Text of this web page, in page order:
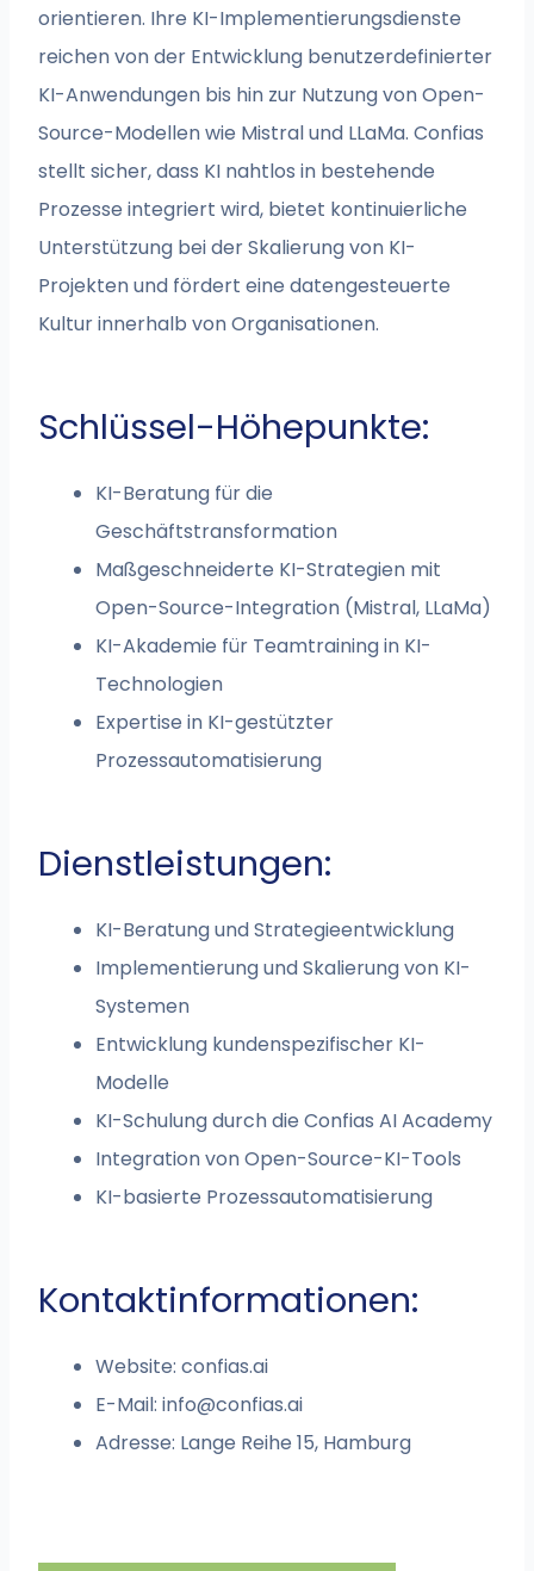
orientieren. Ihre KI-Implementierungsdienste
reichen von der Entwicklung benutzerdefinierter
KI-Anwendungen bis hin zur Nutzung von Open-
Source-Modellen wie Mistral und LLaMa. Confias
stellt sicher, dass KI nahtlos in bestehende
Prozesse integriert wird, bietet kontinuierliche
Unterstützung bei der Skalierung von KI-
Projekten und fördert eine datengesteuerte
Kultur innerhalb von Organisationen.
Schlüssel-Höhepunkte:
KI-Beratung für die
Geschäftstransformation
Maßgeschneiderte KI-Strategien mit
Open-Source-Integration (Mistral, LLaMa)
KI-Akademie für Teamtraining in KI-
Technologien
Expertise in KI-gestützter
Prozessautomatisierung
Dienstleistungen:
KI-Beratung und Strategieentwicklung
Implementierung und Skalierung von KI-
Systemen
Entwicklung kundenspezifischer KI-
Modelle
KI-Schulung durch die Confias AI Academy
Integration von Open-Source-KI-Tools
KI-basierte Prozessautomatisierung
Kontaktinformationen:
Website: confias.ai
E-Mail:info@confias.ai
Adresse: Lange Reihe 15, Hamburg